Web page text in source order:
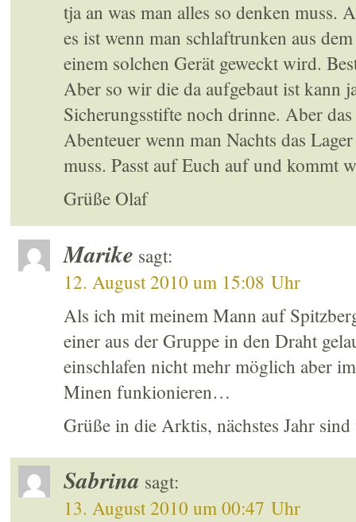
tja an was man alles so denken muss.
es ist wenn man schlaftrunken aus
einem solchen Gerät geweckt wird.
Aber so wir die da aufgebaut ist kann
Sicherungsstifte noch drinne. Aber
Abenteuer wenn man Nachts das
muss. Passt auf Euch auf und kommt
Grüße Olaf
Marike sagt:
12. August 2010 um 15:08 Uhr
Als ich mit meinem Mann auf
einer aus der Gruppe in den Draht
einschlafen nicht mehr möglich aber
Minen funkionieren…
Grüße in die Arktis, nächstes Jahr
Sabrina sagt:
13. August 2010 um 00:47 Uhr